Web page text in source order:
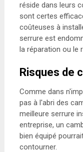
réside dans leurs
sont certes
coûteuses à
serrure est
la réparation ou le
Risques de
Comme dans
pas à l'abri des
meilleure serrure
entreprise, un
bien équipé
contourner.